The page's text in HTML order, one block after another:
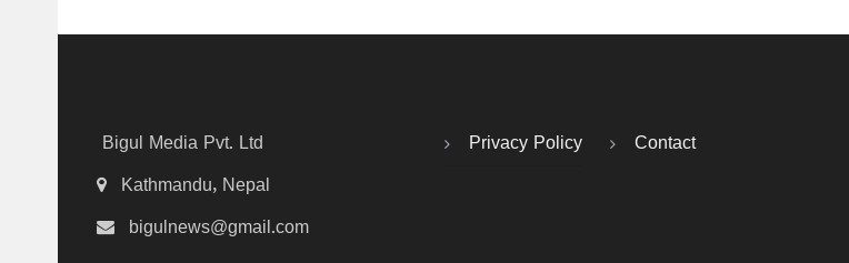
Bigul Media Pvt. Ltd
Kathmandu, Nepal
bigulnews@gmail.com
Privacy Policy Contact